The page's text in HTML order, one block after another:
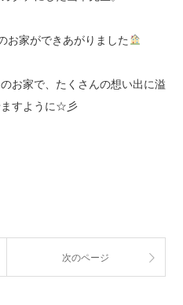
お家ができあがりました
お家で、たくさんの想い出に溢
ますように☆彡
次のページ